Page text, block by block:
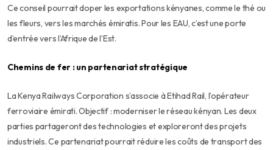
Ce conseil pourrait doper les exportations kényanes, comme le thé ou
les fleurs, vers les marchés émiratis. Pour les EAU, c’est une porte
d’entrée vers l’Afrique de l’Est.
Chemins de fer : un partenariat stratégique
La Kenya Railways Corporation s’associe à Etihad Rail, l’opérateur
ferroviaire émirati. Objectif : moderniser le réseau kényan. Les deux
parties partageront des technologies et exploreront des projets
industriels. Ce partenariat pourrait réduire les coûts de transport des